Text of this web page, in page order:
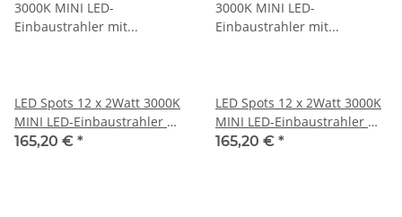
LED Spots 12 x 2Watt 3000K
MINI LED-Einbaustrahler mit
Wifi Controller Dimmbar
165,20 € *
LED Spots 12 x 2Watt 3000K
MINI LED-Einbaustrahler mit
Wifi Controller Dimmbar
165,20 € *